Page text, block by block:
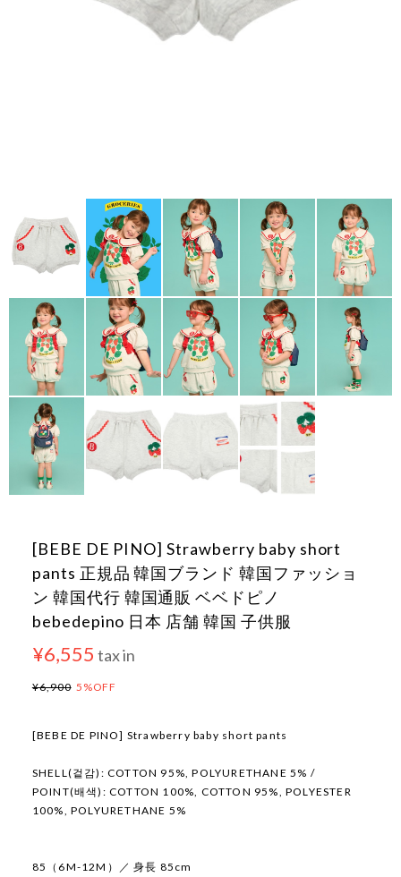
[BEBE DE PINO] Strawberry baby short
pants 正規品 韓国ブランド 韓国ファッショ
ン 韓国代行 韓国通販 ベベドピノ
bebedepino 日本 店舗 韓国 子供服
¥6,555 tax in
¥6,900 5%OFF
[BEBE DE PINO] Strawberry baby short pants
SHELL(겉감): COTTON 95%, POLYURETHANE 5% /
POINT(배색): COTTON 100%, COTTON 95%, POLYESTER
100%, POLYURETHANE 5%
85（6M-12M）／ 身長 85cm